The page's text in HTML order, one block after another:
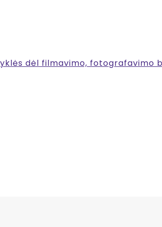
dėl filmavimo, fotografavimo